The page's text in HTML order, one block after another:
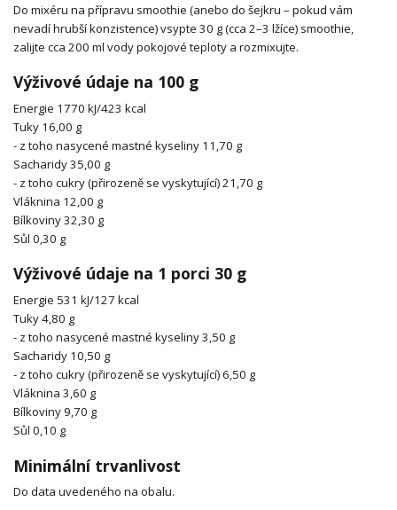
Do mixéru na přípravu smoothie (anebo do šejkru – pokud vám
nevadí hrubší konzistence) vsypte 30 g (cca 2–3 lžíce) smoothie,
zalijte cca 200 ml vody pokojové teploty a rozmixujte.
Výživové údaje na 100 g
Energie 1770 kJ/423 kcal
Tuky 16,00 g
- z toho nasycené mastné kyseliny 11,70 g
Sacharidy 35,00 g
- z toho cukry (přirozeně se vyskytující) 21,70 g
Vláknina 12,00 g
Bílkoviny 32,30 g
Sůl 0,30 g
Výživové údaje na 1 porci 30 g
Energie 531 kJ/127 kcal
Tuky 4,80 g
- z toho nasycené mastné kyseliny 3,50 g
Sacharidy 10,50 g
- z toho cukry (přirozeně se vyskytující) 6,50 g
Vláknina 3,60 g
Bílkoviny 9,70 g
Sůl 0,10 g
Minimální trvanlivost
Do data uvedeného na obalu.